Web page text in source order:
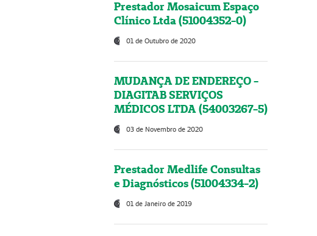
Prestador Mosaicum Espaço
Clínico Ltda (51004352-0)
01 de Outubro de 2020
MUDANÇA DE ENDEREÇO -
DIAGITAB SERVIÇOS
MÉDICOS LTDA (54003267-5)
03 de Novembro de 2020
Prestador Medlife Consultas
e Diagnósticos (51004334-2)
01 de Janeiro de 2019